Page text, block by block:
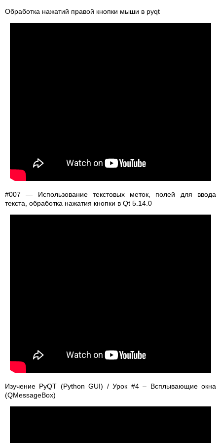
Обработка нажатий правой кнопки мыши в pyqt
#007 — Использование текстовых меток, полей для ввода
текста, обработка нажатия кнопки в Qt 5.14.0
Изучение PyQT (Python GUI) / Урок #4 – Всплывающие окна
(QMessageBox)